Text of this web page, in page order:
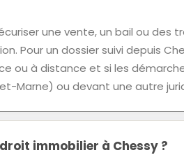
une vente, un bail ou des
Pour un dossier suivi depuis
ou à distance et si les
Marne) ou devant une autre
immobilier à Chessy ?